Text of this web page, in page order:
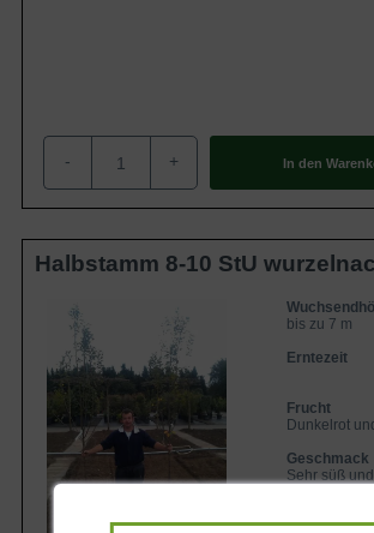
- + In den
Halbstamm 8-10 StU
bis zu 7 m
Erntezeit
Frucht
Dunkelrot
Geschmack
Sehr süß